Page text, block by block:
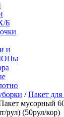
Б
и
/Пакет для
мусорный
рул) (50рул/кор)